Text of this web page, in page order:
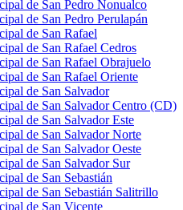
de San Pedro Nonualco
de San Pedro Perulapán
de San Rafael
de San Rafael Cedros
de San Rafael Obrajuelo
de San Rafael Oriente
de San Salvador
de San Salvador Centro (CD)
de San Salvador Este
de San Salvador Norte
de San Salvador Oeste
de San Salvador Sur
de San Sebastián
de San Sebastián Salitrillo
de San Vicente